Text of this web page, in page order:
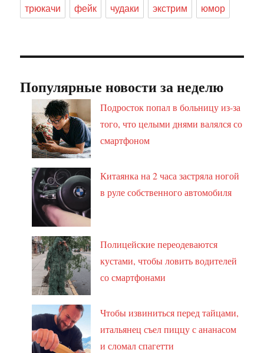
трюкачи
фейк чудаки экстрим юмор
Популярные новости за неделю
Подросток попал в больницу из-за
того, что целыми днями валялся со
смартфоном
Китаянка на 2 часа застряла ногой
в руле собственного автомобиля
Полицейские переодеваются
кустами, чтобы ловить водителей
со смартфонами
Чтобы извиниться перед тайцами,
итальянец съел пиццу с ананасом
и сломал спагетти